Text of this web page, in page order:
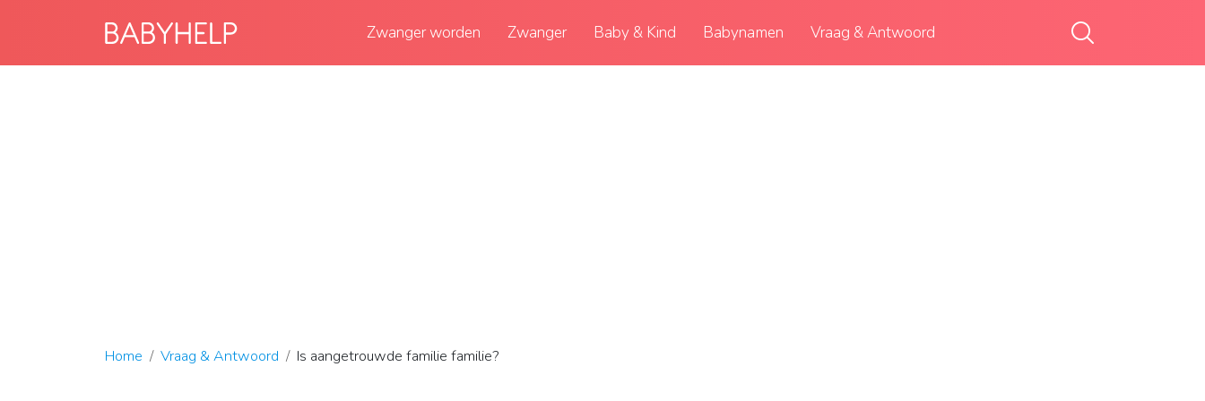
Zwanger worden Zwanger Baby & Kind Babynamen Vraag & Antwoord
Home Vraag & Antwoord Is aangetrouwde familie familie?